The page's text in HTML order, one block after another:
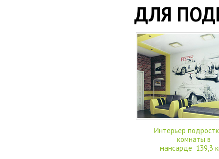
ДЛЯ
Интерьер
комнаты в
мансарде 139,3